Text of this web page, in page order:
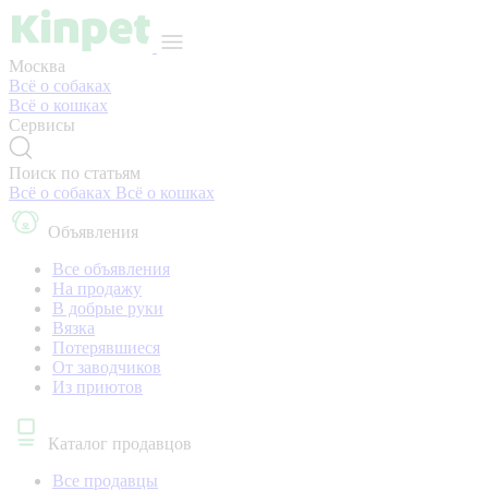
Москва
Всё о собаках
Всё о кошках
Сервисы
Поиск по статьям
Всё о собаках Всё о кошках
Объявления
Все объявления
На продажу
В добрые руки
Вязка
Потерявшиеся
От заводчиков
Из приютов
Каталог продавцов
Все продавцы